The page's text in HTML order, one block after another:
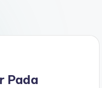
Pada